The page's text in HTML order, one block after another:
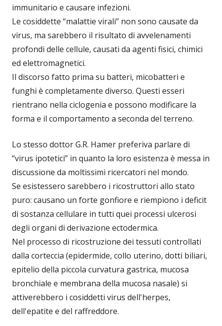
immunitario e causare infezioni.
Le cosiddette “malattie virali” non sono causate da
virus, ma sarebbero il risultato di avvelenamenti
profondi delle cellule, causati da agenti fisici, chimici
ed elettromagnetici.
Il discorso fatto prima su batteri, micobatteri e
funghi è completamente diverso. Questi esseri
rientrano nella ciclogenia e possono modificare la
forma e il comportamento a seconda del terreno.
Lo stesso dottor G.R. Hamer preferiva parlare di
“virus ipotetici” in quanto la loro esistenza è messa in
discussione da moltissimi ricercatori nel mondo.
Se esistessero sarebbero i ricostruttori allo stato
puro: causano un forte gonfiore e riempiono i deficit
di sostanza cellulare in tutti quei processi ulcerosi
degli organi di derivazione ectodermica.
Nel processo di ricostruzione dei tessuti controllati
dalla corteccia (epidermide, collo uterino, dotti biliari,
epitelio della piccola curvatura gastrica, mucosa
bronchiale e membrana della mucosa nasale) si
attiverebbero i cosiddetti virus dell'herpes,
dell'epatite e del raffreddore.